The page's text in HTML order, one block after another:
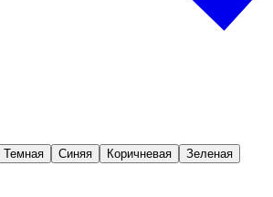
Темная Синяя Коричневая Зеленая